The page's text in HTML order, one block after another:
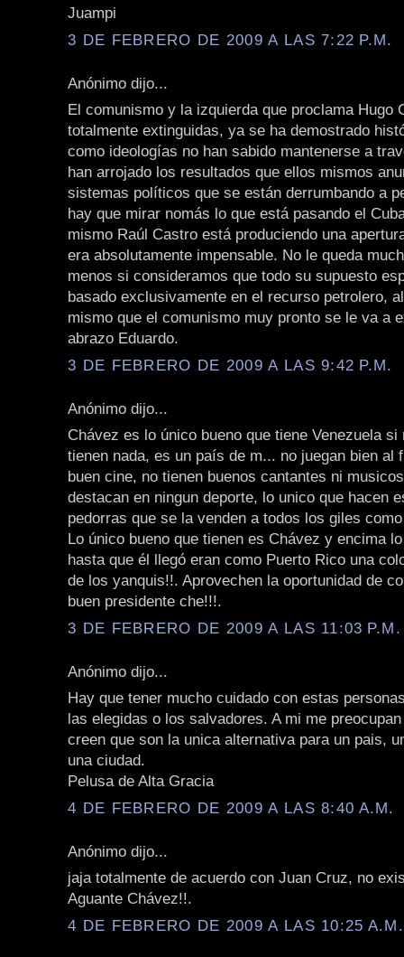
Juampi
3 DE FEBRERO DE 2009 A LAS 7:22 P.M.
Anónimo dijo...
El comunismo y la izquierda que proclama Hugo
totalmente extinguidas, ya se ha demostrado
como ideologías no han sabido mantenerse a
han arrojado los resultados que ellos mismos
sistemas políticos que se están derrumbando a
hay que mirar nomás lo que está pasando el
mismo Raúl Castro está produciendo una
era absolutamente impensable. No le queda
menos si consideramos que todo su supuesto
basado exclusivamente en el recurso petrolero,
mismo que el comunismo muy pronto se le va a
abrazo Eduardo.
3 DE FEBRERO DE 2009 A LAS 9:42 P.M.
Anónimo dijo...
Chávez es lo único bueno que tiene Venezuela si
tienen nada, es un país de m... no juegan bien al
buen cine, no tienen buenos cantantes ni
destacan en ningun deporte, lo unico que hacen
pedorras que se la venden a todos los giles
Lo único bueno que tienen es Chávez y encima
hasta que él llegó eran como Puerto Rico una
de los yanquis!!. Aprovechen la oportunidad de
buen presidente che!!!.
3 DE FEBRERO DE 2009 A LAS 11:03 P.M.
Anónimo dijo...
Hay que tener mucho cuidado con estas
las elegidas o los salvadores. A mi me
creen que son la unica alternativa para un pais,
una ciudad.
Pelusa de Alta Gracia
4 DE FEBRERO DE 2009 A LAS 8:40 A.M.
Anónimo dijo...
jaja totalmente de acuerdo con Juan Cruz, no
Aguante Chávez!!.
4 DE FEBRERO DE 2009 A LAS 10:25 A.M.